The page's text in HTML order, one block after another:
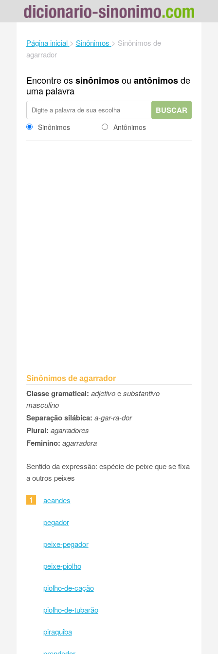
Página inicial > Sinônimos > Sinônimos de
agarrador
Encontre ossinônimosou antônimosde
uma palavra
BUSCAR
Sinônimos Antônimos
Sinônimos de agarrador
Classe gramatical: adjetivoesubstantivo
masculino
Separação silábica: a-gar-ra-dor
Plural: agarradores
Feminino: agarradora
Sentido da expressão: espécie de peixe que se fixa
a outros peixes
1 acandes
pegador
peixe-pegador
peixe-piolho
piolho-de-cação
piolho-de-tubarão
piraquiba